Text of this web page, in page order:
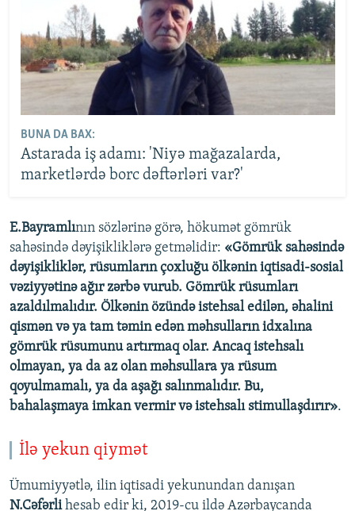
BUNA DA BAX:
Astarada iş adamı: 'Niyə mağazalarda,
marketlərdə borc dəftərləri var?'
E.Bayramlının sözlərinə görə, hökumət gömrük
sahəsində dəyişikliklərə getməlidir: «Gömrük sahəsində
dəyişikliklər, rüsumların çoxluğu ölkənin iqtisadi-sosial
vəziyyətinə ağır zərbə vurub. Gömrük rüsumları
azaldılmalıdır. Ölkənin özündə istehsal edilən, əhalini
qismən və ya tam təmin edən məhsulların idxalına
gömrük rüsumunu artırmaq olar. Ancaq istehsalı
olmayan, ya da az olan məhsullara ya rüsum
qoyulmamalı, ya da aşağı salınmalıdır. Bu,
bahalaşmaya imkan vermir və istehsalı stimullaşdırır».
İlə yekun qiymət
Ümumiyyətlə, ilin iqtisadi yekunundan danışan
N.Cəfərlihesab edir ki, 2019-cu ildə Azərbaycanda